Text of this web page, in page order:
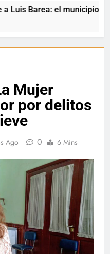
Barea: el municipio
Mujer
por delitos
Ago 0 6 Mins